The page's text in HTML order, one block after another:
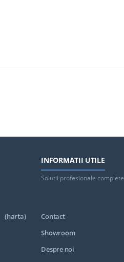
(harta)
INFORMATII UTILE
Solutii profesionale complete
Contact
Showroom
Despre noi